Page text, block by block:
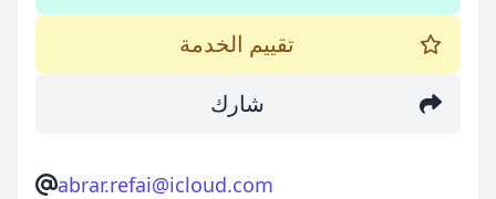
تقييم الخدمة
شارك
abrar.refai@icloud.com